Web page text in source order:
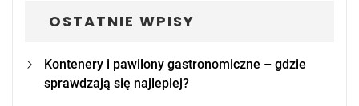
OSTATNIE WPISY
Kontenery i pawilony gastronomiczne – gdzie
sprawdzają się najlepiej?